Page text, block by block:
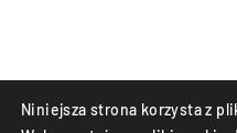
Niniejsza strona korzysta z